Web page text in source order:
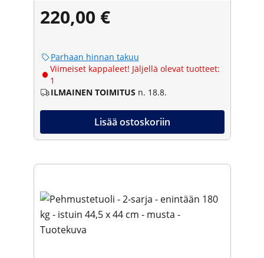
220,00 €
Parhaan hinnan takuu
Viimeiset kappaleet! Jäljellä olevat tuotteet:
1
ILMAINEN TOIMITUS n. 18.8.
Lisää ostoskoriin